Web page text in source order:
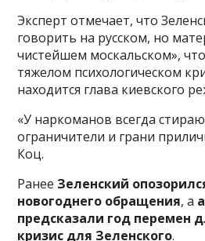
Эксперт отмечает, что
говорить на русском, но
чистейшем москальском»,
тяжелом психологическом
находится глава киевского
«У наркоманов всегда
ограничители и грани
Коц.
Ранее Зеленский
новогоднего обращения, а
предсказали год перемен
кризис для Зеленского.